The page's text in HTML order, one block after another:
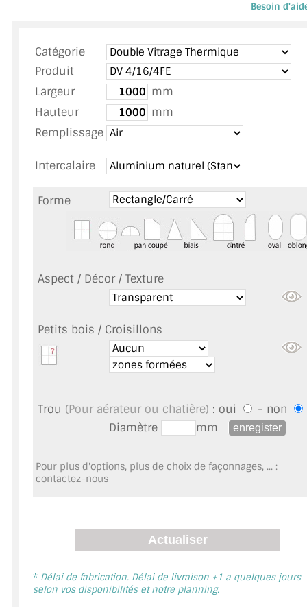
MIROIR ENCADRÉ
MIROIR TV
VERRE SUR MESURE
VERRE FEUILLETÉ
VERRE ANTI-REFLET
VERRE LAQUÉ/CRÉDENCE
VERRE FEUILLETÉ/TREMPÉ
DALLE DE SOL EN VERRE
GARDE CORPS EN VERRE
ACCESSOIRES & QUINCAILLERIE
Besoin
Catégorie
Produit
Largeur
mm
Hauteur
mm
Remplissage
Intercalaire
Forme
Aspect / Décor / Texture
Petits bois / Croisillons
Trou (Pour aérateur ou chatière) : oui
- non
Diamètre
mm
Pour plus d'options, plus de choix de façonnages, ... :
contactez-nous
* Délai de fabrication. Délai de livraison +1 a quelques jours
selon vos disponibilités et notre planning.